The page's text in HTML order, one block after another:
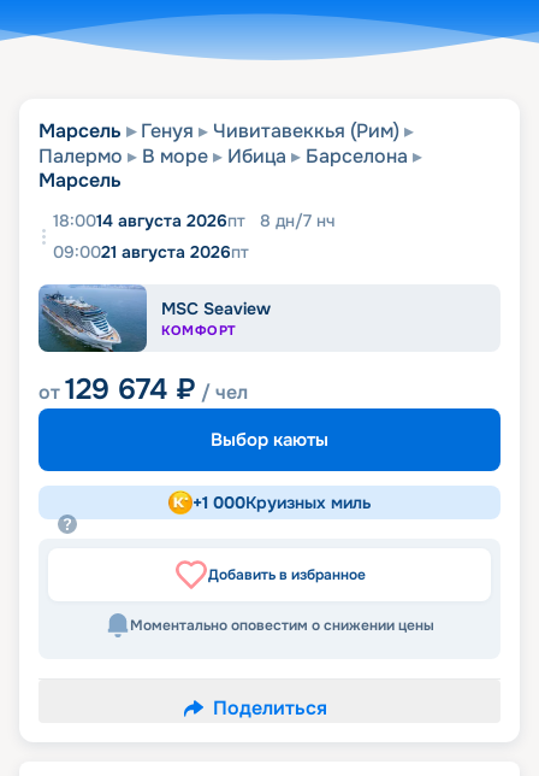
Марсель Генуя
Чивитавеккья (Рим)
Палермо
В море Ибица
Барселона
Марсель
18:0014 августа 2026пт 8 дн/7 нч
09:0021 августа 2026пт
MSC Seaview
КОМФОРТ
от129 674 ₽ / чел
Выбор каюты
+1 000Круизных миль
Добавить в избранное
Моментально оповестим о снижении цены
Поделиться